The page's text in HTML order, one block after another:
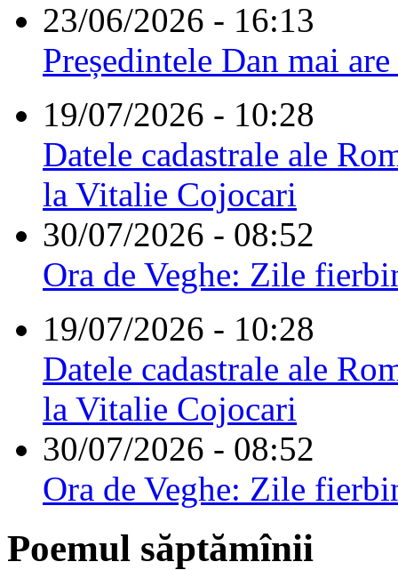
23/06/2026 - 16:13
Președintele Dan mai
19/07/2026 - 10:28
Datele cadastrale ale
la Vitalie Cojocari
30/07/2026 - 08:52
Ora de Veghe: Zile
19/07/2026 - 10:28
Datele cadastrale ale
la Vitalie Cojocari
30/07/2026 - 08:52
Ora de Veghe: Zile
Poemul săptămînii